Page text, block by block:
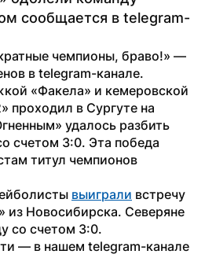
сообщается в telegram-
в telegram-канале.
«Факела» и кемеровской
проходил в Сургуте на
удалось разбить
счетом 3:0. Эта победа
титул чемпионов
выиграли встречу
Новосибирска. Северяне
со счетом 3:0.